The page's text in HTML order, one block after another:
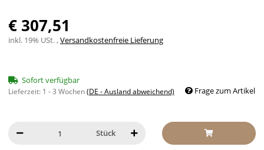
€ 307,51
inkl. 19% USt. ,Versandkostenfreie Lieferung
Sofort verfügbar
Lieferzeit: 1 - 3 Wochen(DE - Ausland abweichend) Frage zum Artikel
Stück